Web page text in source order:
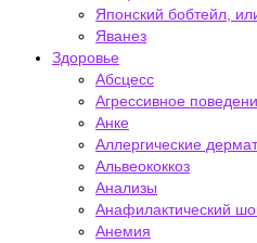
Японский бобтейл,
Яванез
Здоровье
Абсцесс
Агрессивное
Анке
Аллергические
Альвеококкоз
Анализы
Анафилактический
Анемия